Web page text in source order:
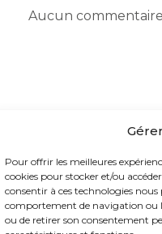
Pour offrir les meilleures
cookies pour stocker et/ou
consentir à ces technologies
comportement de navigation ou
ou de retirer son consentement
Aucun